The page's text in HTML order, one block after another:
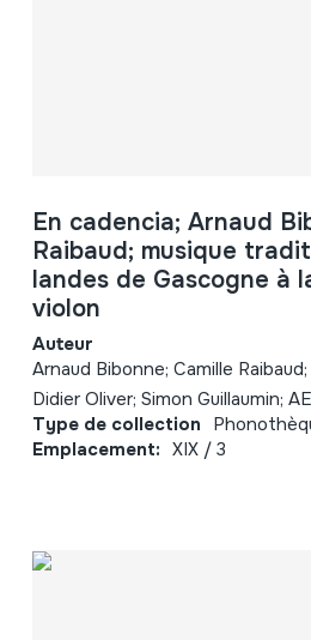
En cadencia; Arnaud
Raibaud; musique
landes de Gascogne à
violon
Auteur
Arnaud Bibonne; Camille
Didier Oliver; Simon Guillaumin;
Type de collection
Emplacement: XIX / 3